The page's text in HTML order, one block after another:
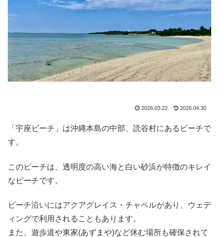
2026.03.22 2026.04.30
「宇座ビーチ」は沖縄本島の中部、読谷村にあるビーチで
す。
このビーチは、透明度の高い海と白い砂浜が特徴のキレイ
なビーチです。
ビーチ沿いにはアクアグレイス・チャペルがあり、ウェデ
ィングで利用されることもあります。
また、遊歩道や東家(あずまや)など休む場所も確保されて